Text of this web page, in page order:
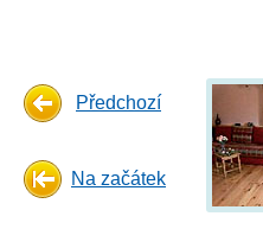
Předchozí
Na začátek